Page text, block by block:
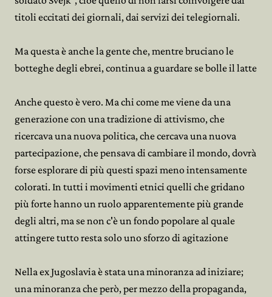
titoli eccitati dei giornali, dai servizi dei telegiornali.
Ma questa è anche la gente che, mentre bruciano le
botteghe degli ebrei, continua a guardare se bolle il latte
Anche questo è vero. Ma chi come me viene da una
generazione con una tradizione di attivismo, che
ricercava una nuova politica, che cercava una nuova
partecipazione, che pensava di cambiare il mondo, dovrà
forse esplorare di più questi spazi meno intensamente
colorati. In tutti i movimenti etnici quelli che gridano
più forte hanno un ruolo apparentemente più grande
degli altri, ma se non c'è un fondo popolare al quale
attingere tutto resta solo uno sforzo di agitazione
Nella ex Jugoslavia è stata una minoranza ad iniziare;
una minoranza che però, per mezzo della propaganda,